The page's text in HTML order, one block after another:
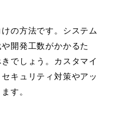
の方法です。システム
開発工数がかかるた
でしょう。カスタマイ
キュリティ対策やアッ
す。